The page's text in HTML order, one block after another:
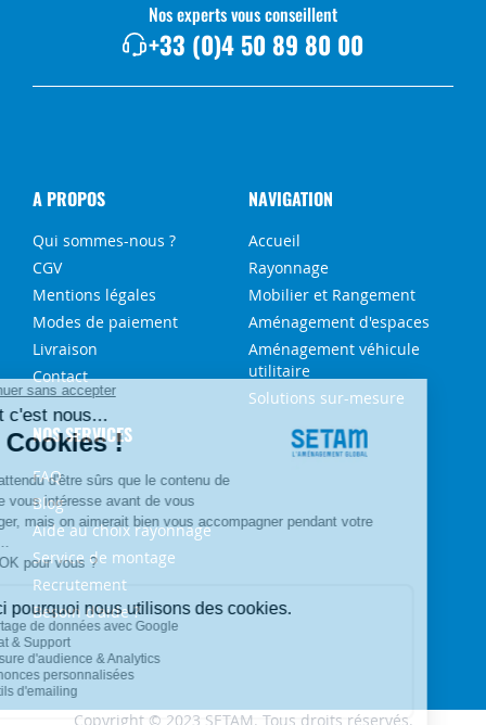
Nos experts vous conseillent
+33 (0)4 50 89 80 00
A PROPOS
Qui sommes-nous ?
CGV
Mentions légales
Modes de paiement
Livraison
Contact
NAVIGATION
Accueil
Rayonnage
Mobilier et Rangement
Aménagement d'espaces
Aménagement véhicule
utilitaire
Solutions sur-mesure
NOS SERVICES
FAQ
Blog
Aide au choix rayonnage
Service de montage
Recrutement
Besoin d'aide ?
Copyright © 2023 SETAM. Tous droits réservés.